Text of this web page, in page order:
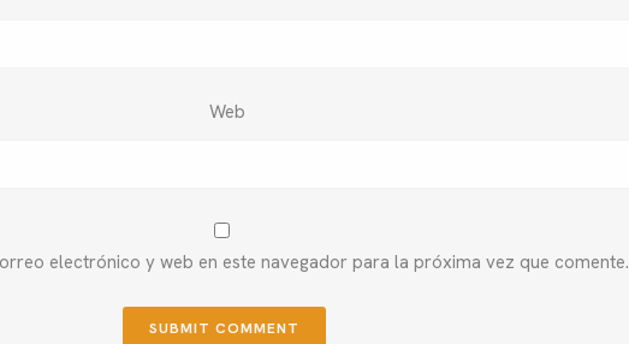
Web
electrónico y web en este navegador para la próxima vez que comente.